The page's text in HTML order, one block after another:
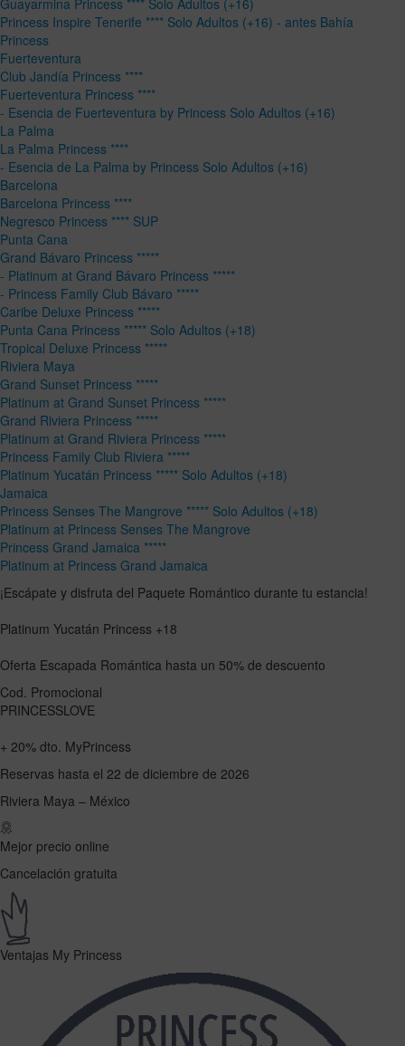
Princess Inspire Tenerife **** Solo Adultos (+16) - antes Bahía
Princess
Fuerteventura
Club Jandía Princess ****
Fuerteventura Princess ****
- Esencia de Fuerteventura by Princess Solo Adultos (+16)
La Palma
La Palma Princess ****
- Esencia de La Palma by Princess Solo Adultos (+16)
Barcelona
Barcelona Princess ****
Negresco Princess **** SUP
Punta Cana
Grand Bávaro Princess *****
- Platinum at Grand Bávaro Princess *****
- Princess Family Club Bávaro *****
Caribe Deluxe Princess *****
Punta Cana Princess ***** Solo Adultos (+18)
Tropical Deluxe Princess *****
Riviera Maya
Grand Sunset Princess *****
Platinum at Grand Sunset Princess *****
Grand Riviera Princess *****
Platinum at Grand Riviera Princess *****
Princess Family Club Riviera *****
Platinum Yucatán Princess ***** Solo Adultos (+18)
Jamaica
Princess Senses The Mangrove ***** Solo Adultos (+18)
Platinum at Princess Senses The Mangrove
Princess Grand Jamaica *****
Platinum at Princess Grand Jamaica
¡Escápate y disfruta del Paquete Romántico durante tu estancia!
Platinum Yucatán Princess +18
Oferta Escapada Romántica hasta un 50% de descuento
Cod. Promocional
PRINCESSLOVE
+ 20% dto. MyPrincess
Reservas hasta el 22 de diciembre de 2026
Riviera Maya – México
Mejor precio online
Cancelación gratuita
Ventajas My Princess